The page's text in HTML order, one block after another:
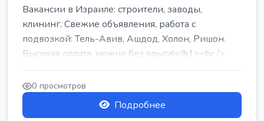
Вакансии в Израиле: строители, заводы,
клининг. Свежие объявления, работа с
подвозкой: Тель-Авив, Ашдод, Холон, Ришон.
Высокая оплата, можно без опыта!</h1><br />
...
0 просмотров
Подробнее